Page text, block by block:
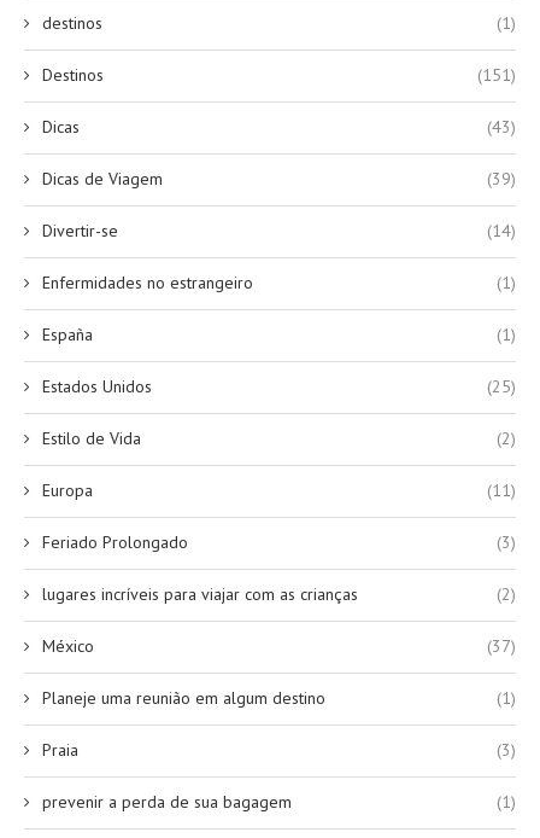
destinos (1)
Destinos (151)
Dicas (43)
Dicas de Viagem (39)
Divertir-se (14)
Enfermidades no estrangeiro (1)
España (1)
Estados Unidos (25)
Estilo de Vida (2)
Europa (11)
Feriado Prolongado (3)
lugares incríveis para viajar com as crianças (2)
México (37)
Planeje uma reunião em algum destino (1)
Praia (3)
prevenir a perda de sua bagagem (1)